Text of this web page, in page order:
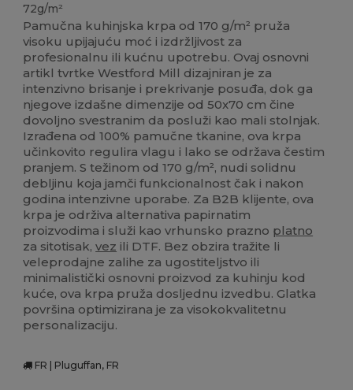
72g/m²
Pamučna kuhinjska krpa od 170 g/m² pruža
visoku upijajuću moć i izdržljivost za
profesionalnu ili kućnu upotrebu. Ovaj osnovni
artikl tvrtke Westford Mill dizajniran je za
intenzivno brisanje i prekrivanje posuđa, dok ga
njegove izdašne dimenzije od 50x70 cm čine
dovoljno svestranim da posluži kao mali stolnjak.
Izrađena od 100% pamučne tkanine, ova krpa
učinkovito regulira vlagu i lako se održava čestim
pranjem. S težinom od 170 g/m², nudi solidnu
debljinu koja jamči funkcionalnost čak i nakon
godina intenzivne uporabe. Za B2B klijente, ova
krpa je održiva alternativa papirnatim
proizvodima i služi kao vrhunsko prazno platno
za sitotisak,vez ili DTF. Bez obzira tražite li
veleprodajne zalihe za ugostiteljstvo ili
minimalistički osnovni proizvod za kuhinju kod
kuće, ova krpa pruža dosljednu izvedbu. Glatka
površina optimizirana je za visokokvalitetnu
personalizaciju.
FR | Pluguffan, FR